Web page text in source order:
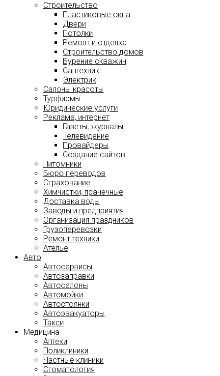
Строительство
Пластиковые окна
Двери
Потолки
Ремонт и отделка
Строительство домов
Бурение скважин
Сантехник
Электрик
Салоны красоты
Турфирмы
Юридические услуги
Реклама, интернет
Газеты, журналы
Телевидение
Провайдеры
Создание сайтов
Питомники
Бюро переводов
Страхование
Химчистки, прачечные
Доставка воды
Заводы и предприятия
Организация праздников
Грузоперевозки
Ремонт техники
Ателье
Авто
Автосервисы
Автозаправки
Автосалоны
Автомойки
Автостоянки
Автоэвакуаторы
Такси
Медицина
Аптеки
Поликлиники
Частные клиники
Стоматология